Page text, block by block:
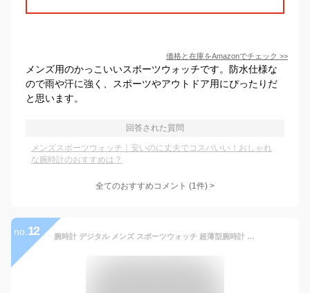
価格と在庫をAmazonでチェック >>
メンズ用のかっこいいスポーツウォッチです。防水仕様な
ので雨や汗に強く、スポーツやアウトドア用にぴったりだ
と思います。
回答された質問
メンズスポーツウォッチ｜安いのに丈夫でコスパいい！おしゃれ
な腕時計のおすすめは？
全てのおすすめコメント (1件) >
no. 12 腕時計 デジタル メンズ スポーツウォッチ 超薄型腕時計 シンプル 男女兼用 防水 多機能付き デジタル腕時計 日付/曜日/アラーム/ストップウォッチ/LEDライト タイムゾーンの切り替えでき うで時計 アウトドア おしゃれ ビジネス 日本語取扱説明書付き 誕生日プレゼント